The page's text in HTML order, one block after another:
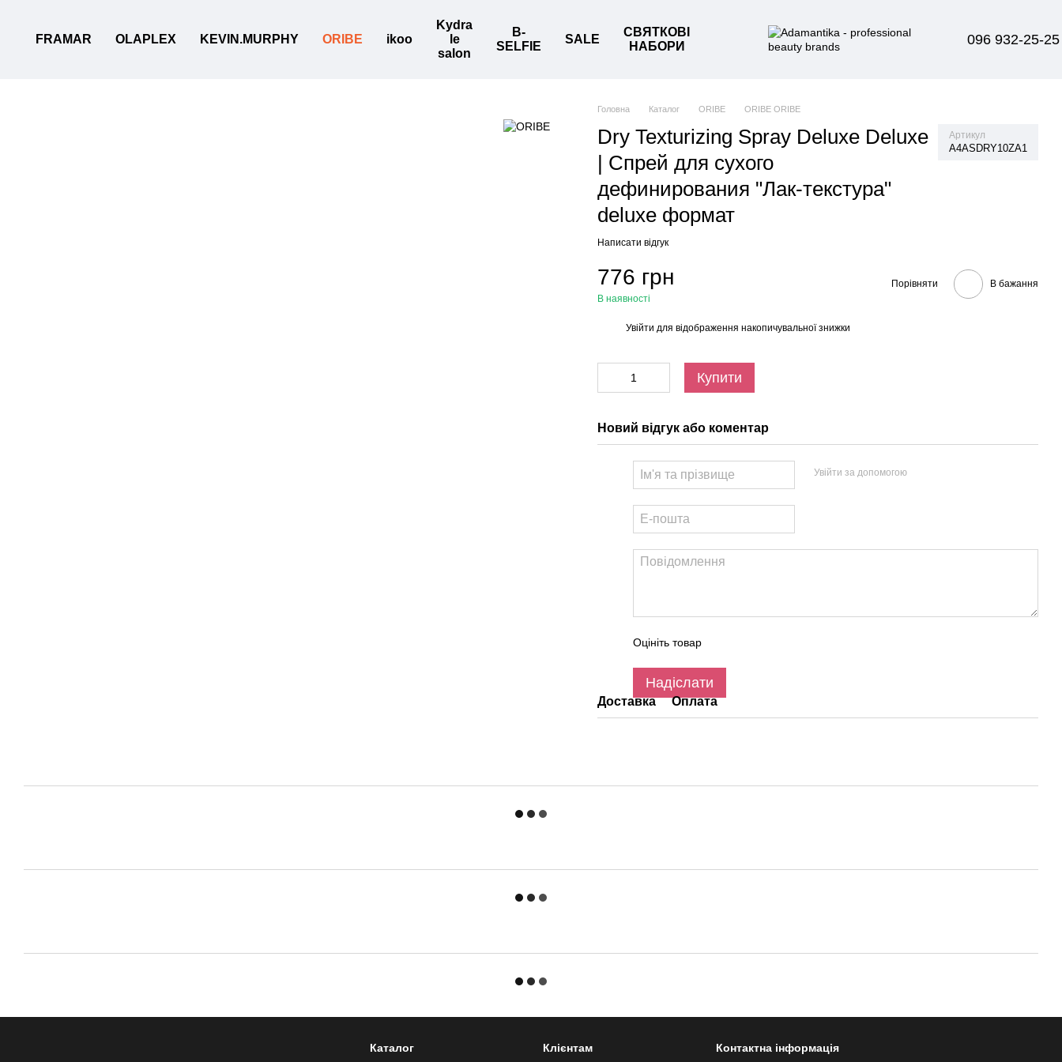
FRAMAR OLAPLEX KEVIN.MURPHY ORIBE ikoo
Kydra
le
salon
B-
SELFIE
SALE
СВЯТКОВІ
НАБОРИ
096 932-25-25
Головна Каталог ORIBE ORIBE ORIBE
Dry Texturizing Spray Deluxe Deluxe
| Спрей для сухого
дефинирования "Лак-текстура"
deluxe формат
Артикул
A4ASDRY10ZA1
Написати відгук
776 грн
В наявності
Порівняти В бажання
Увійти для відображення накопичувальної знижки
Купити
Новий відгук або коментар
Увійти за допомогою
Оцініть товар
Надіслати
Доставка Оплата
Каталог Клієнтам Контактна інформація